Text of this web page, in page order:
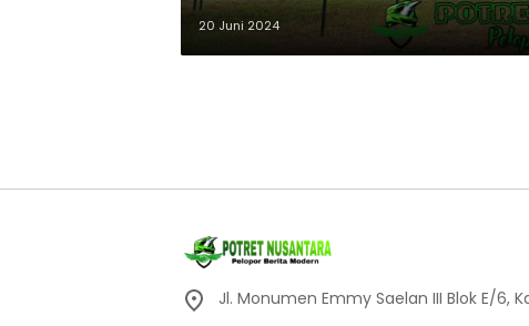
20 Juni 2024
Jl. Monumen Emmy Saelan III Blok E/6,